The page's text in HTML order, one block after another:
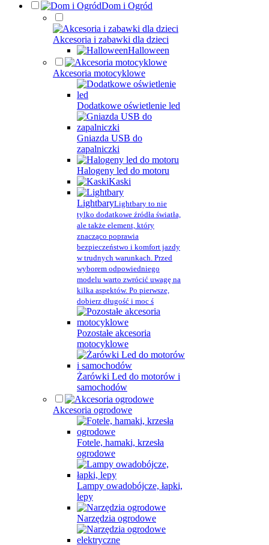
Dom i Ogród
Akcesoria i zabawki dla dzieci
Halloween
Akcesoria motocyklowe
Dodatkowe oświetlenie led
Gniazda USB do
zapalniczki
Halogeny led do motoru
Kaski
LightbaryLightbary to nie
tylko dodatkowe źródła światła,
ale także element, który
znacząco poprawia
bezpieczeństwo i komfort jazdy
w trudnych warunkach. Przed
wyborem odpowiedniego
modelu warto zwrócić uwagę na
kilka aspektów. Po pierwsze,
dobierz długość i moc ś
Pozostałe akcesoria
motocyklowe
Żarówki Led do motorów i
samochodów
Akcesoria ogrodowe
Fotele, hamaki, krzesła
ogrodowe
Lampy owadobójcze, łapki,
lepy
Narzędzia ogrodowe